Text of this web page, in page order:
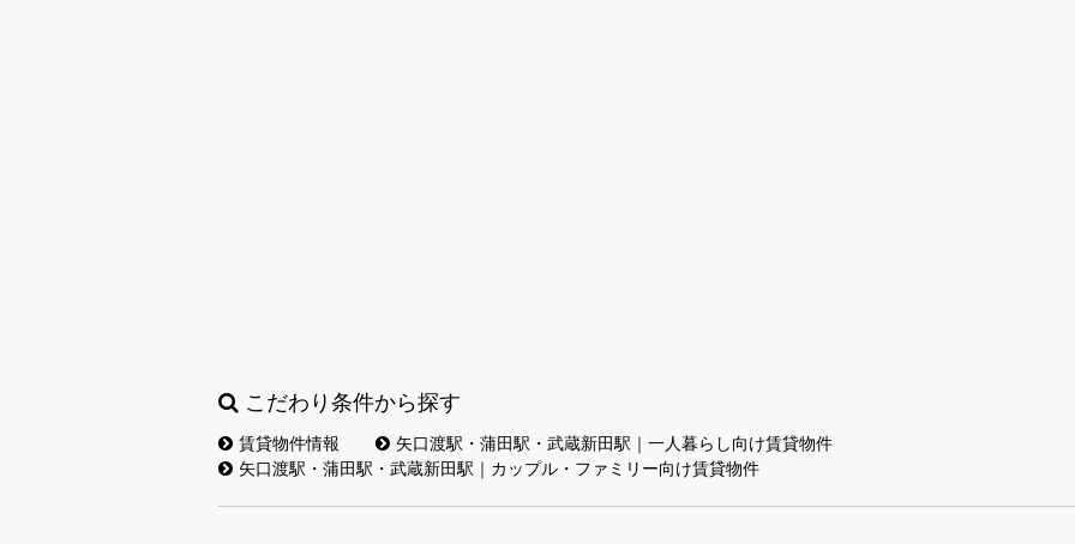
こだわり条件から探す
賃貸物件情報
矢口渡駅・蒲田駅・武蔵新田駅｜一人暮らし向け賃貸物件
矢口渡駅・蒲田駅・武蔵新田駅｜カップル・ファミリー向け賃貸物件